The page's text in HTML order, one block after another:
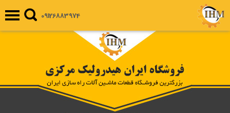
09126883974